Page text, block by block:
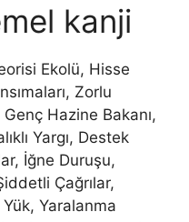
kanji
Ekolü, Hisse
Zorlu
Hazine Bakanı,
Yargı, Destek
İğne Duruşu,
Çağrılar,
Yaralanma